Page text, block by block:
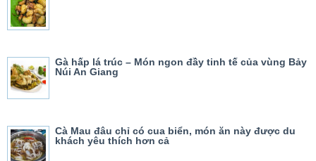
Gà hấp lá trúc – Món ngon đầy tinh tế của vùng Bảy
Núi An Giang
Cà Mau đâu chỉ có cua biển, món ăn này được du
khách yêu thích hơn cả